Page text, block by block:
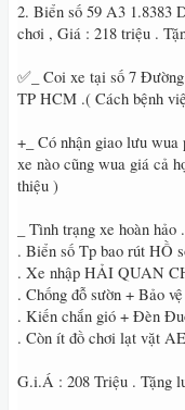
2. Biển số 59 A3 1.8383
chơi , Giá : 218 triệu .
✅_ Coi xe tại số 7
TP HCM .( Cách bệnh
+_ Có nhận giao lưu
xe nào cũng wua giá cả
thiệu )
_ Tình trạng xe hoàn
. Biển số Tp bao rút HỒ
. Xe nhập HẢI QUAN
. Chống đỗ sườn + Bảo
. Kiến chắn gió + Đèn
. Còn ít đồ chơi lạt vặt
G.i.Á : 208 Triệu . Tặng